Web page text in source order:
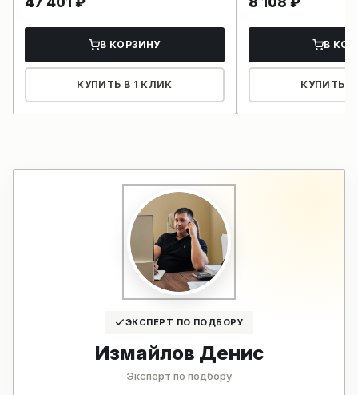
В КОРЗИНУ
КУПИТЬ В 1 КЛИК
В
КУПИТЬ В
ЭКСПЕРТ ПО ПОДБОРУ
Измайлов Денис
Эксперт по подбору